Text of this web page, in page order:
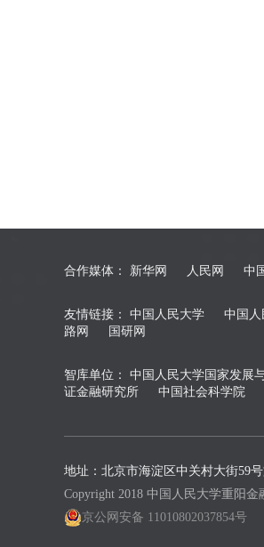
合作媒体： 新华网 人民网 中
友情链接： 中国人民大学 中国人
路网
国研网
智库单位： 中国人民大学国家发展
证金融研究所
中国社会科学院
地址：北京市海淀区中关村大街59
Copyright 2018 中国人民大学重阳
京公网安备 11010802037854号